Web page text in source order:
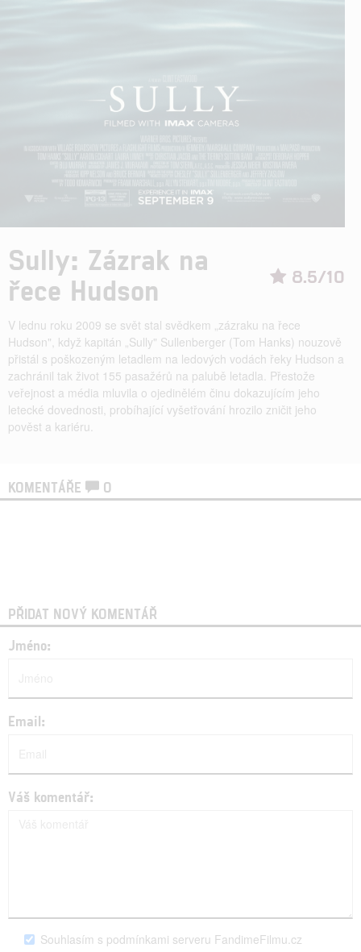
8.5/10
Sully: Zázrak na
řece Hudson
V lednu roku 2009 se svět stal svědkem „zázraku na řece
Hudson", když kapitán „Sully" Sullenberger (Tom Hanks) nouzově
přistál s poškozeným letadlem na ledových vodách řeky Hudson a
zachránil tak život 155 pasažérů na palubě letadla. Přestože
veřejnost a média mluvila o ojedinělém činu dokazujícím jeho
letecké dovednosti, probíhající vyšetřování hrozilo zničit jeho
pověst a kariéru.
KOMENTÁŘE 0
PŘIDAT NOVÝ KOMENTÁŘ
Jméno:
Email:
Váš komentář:
Souhlasím s podmínkami serveru FandimeFilmu.cz